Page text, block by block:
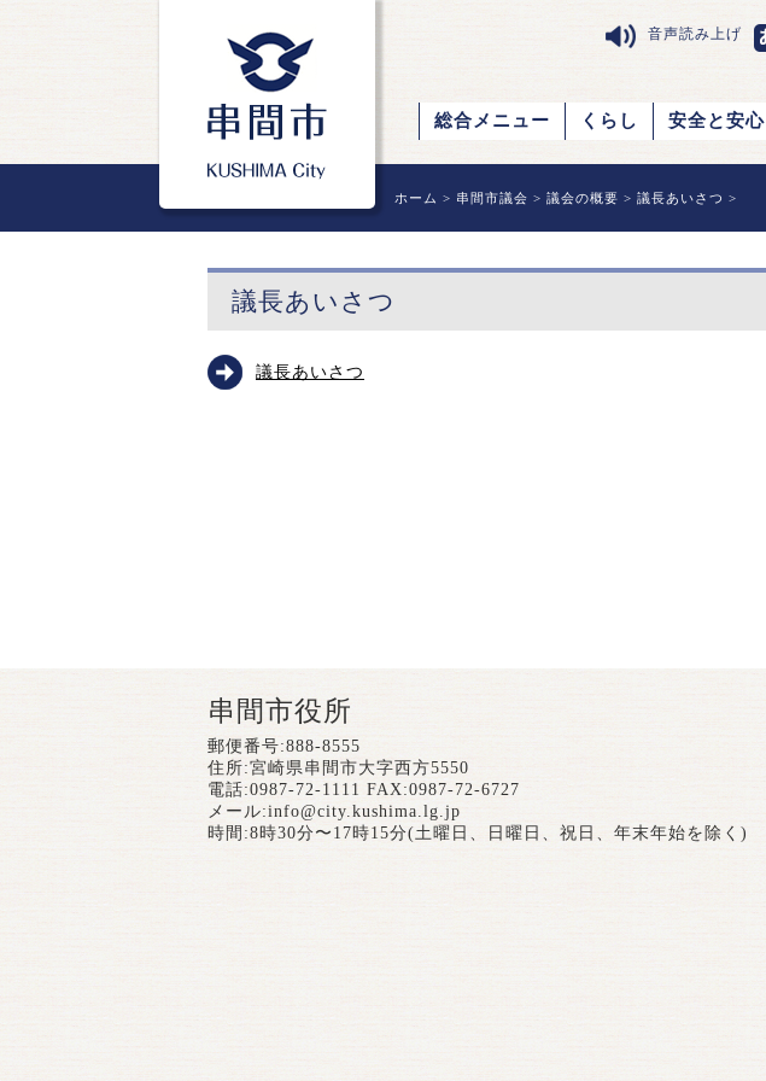
音声読み上げ
総合メニュー くらし 安全と安心
ホーム > 串間市議会 > 議会の概要 > 議長あいさつ >
議長あいさつ
議長あいさつ
串間市役所
郵便番号:888-8555
住所:宮崎県串間市大字西方5550
電話:0987-72-1111 FAX:0987-72-6727
メール:info@city.kushima.lg.jp
時間:8時30分〜17時15分(土曜日、日曜日、祝日、年末年始を除く)